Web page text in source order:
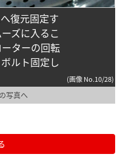
復元固定す
ズに入るこ
ターの回転
ルト固定し
(画像 No.10/28)
写真へ